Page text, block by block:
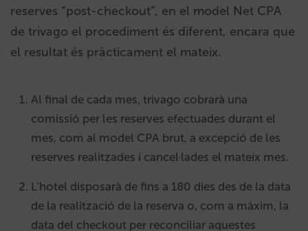
reserves “post-checkout”, en el model Net CPA
de trivago el procediment és diferent, encara que
el resultat és pràcticament el mateix.
Al final de cada mes, trivago cobrarà una
comissió per les reserves efectuades durant el
mes, com al model CPA brut, a excepció de les
reserves realitzades i cancel·lades el mateix mes.
L’hotel disposarà de fins a 180 dies des de la data
de la realització de la reserva o, com a màxim, la
data del checkout per reconciliar aquestes